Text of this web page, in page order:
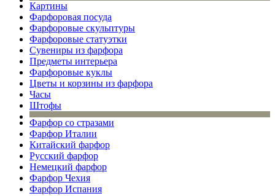
Картины
Фарфоровая посуда
Фарфоровые скульптуры
Фарфоровые статуэтки
Сувениры из фарфора
Предметы интерьера
Фарфоровые куклы
Цветы и корзины из фарфора
Часы
Штофы
Фарфор со стразами
Фарфор Италии
Китайский фарфор
Русский фарфор
Немецкий фарфор
Фарфор Чехия
Фарфор Испания